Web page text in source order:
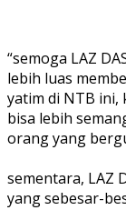
“semoga LAZ
lebih luas
yatim di NTB ini,
bisa lebih
orang yang
sementara, LAZ
yang sebesar-